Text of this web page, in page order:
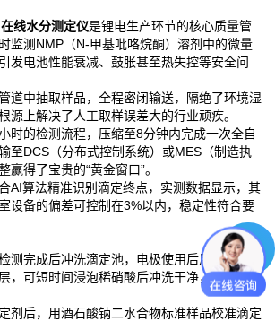
在线水分测定仪是锂电生产环节的核心质量管
监测NMP（N-甲基吡咯烷酮）溶剂中的微量
发电池性能衰减、鼓胀甚至热失控等安全问
道中抽取样品，全程密闭输送，隔绝了环境湿
源上解决了人工取样误差大的行业顽疾。
时的检测流程，压缩至8分钟内完成一次全自
至DCS（分布式控制系统）或MES（制造执
赢得了宝贵的“黄金窗口”。
AI算法精准识别滴定终点，实测数据显示，其
设备的偏差可控制在3%以内，稳定性符合要
测完成后冲洗滴定池，电极使用后用甲醇冲洗
，可短时间浸泡稀硝酸后冲洗干净，恢复灵敏
剂后，用酒石酸钠二水合物标准样品校准滴定